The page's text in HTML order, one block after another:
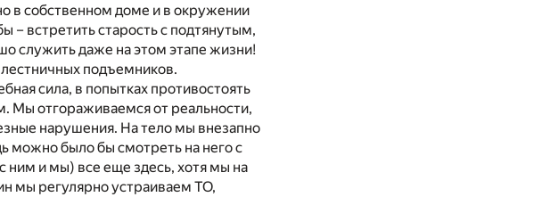
в собственном доме и в окружении
встретить старость с подтянутым,
служить даже на этом этапе жизни!
подъемников.
сила, в попытках противостоять
Мы отгораживаемся от реальности,
нарушения. На тело мы внезапно
можно было бы смотреть на него с
ним и мы) все еще здесь, хотя мы на
мы регулярно устраиваем ТО,